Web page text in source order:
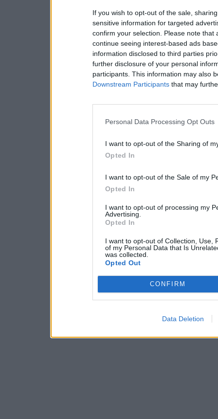
If you wish to opt-out of the sale,
sensitive information for targeted
confirm your selection. Please note
continue seeing interest-based ads
information disclosed to third parties
further disclosure of your personal
participants. This information may also
Downstream Participants that may
Personal Data Processing Opt Outs
I want to opt-out of the Sharing of
Opted In
I want to opt-out of the Sale of my
Opted In
I want to opt-out of processing my
Advertising.
Opted In
I want to opt-out of Collection, Use,
of my Personal Data that Is
was collected.
Opted Out
CONFIRM
Data Deletion